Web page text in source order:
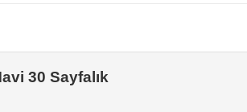
30 Sayfalık